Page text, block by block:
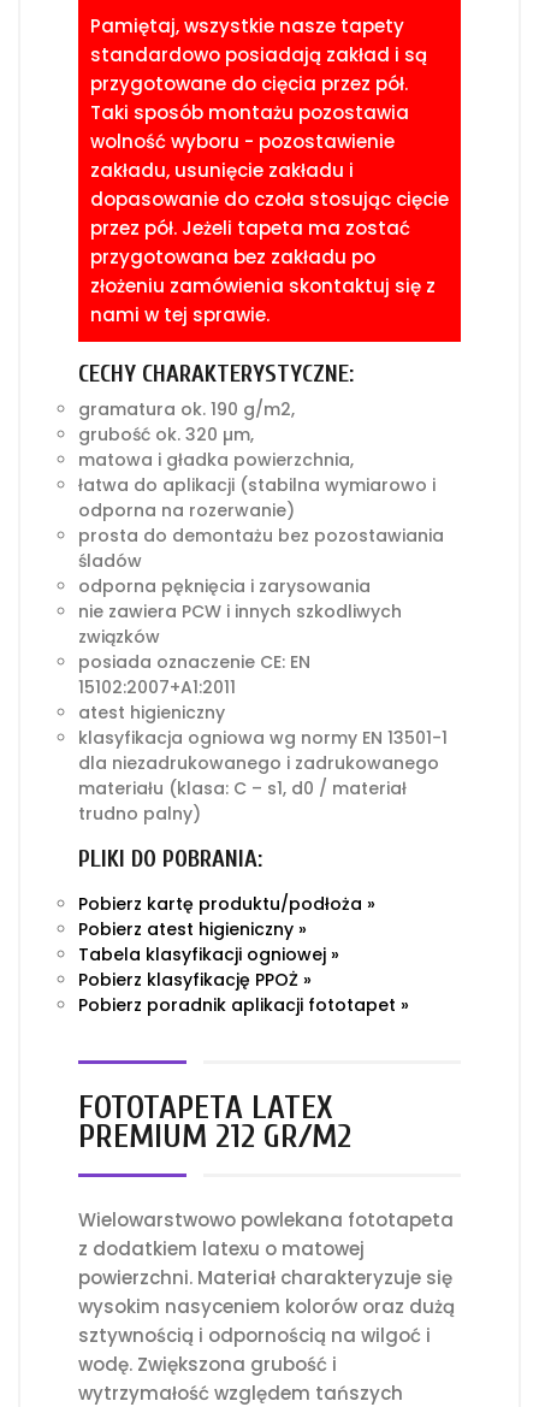
Pamiętaj, wszystkie nasze tapety
standardowo posiadają zakład i są
przygotowane do cięcia przez pół.
Taki sposób montażu pozostawia
wolność wyboru - pozostawienie
zakładu, usunięcie zakładu i
dopasowanie do czoła stosując cięcie
przez pół. Jeżeli tapeta ma zostać
przygotowana bez zakładu po
złożeniu zamówienia skontaktuj się z
nami w tej sprawie.
CECHY CHARAKTERYSTYCZNE:
gramatura ok. 190 g/m2,
grubość ok. 320 µm,
matowa i gładka powierzchnia,
łatwa do aplikacji (stabilna wymiarowo i
odporna na rozerwanie)
prosta do demontażu bez pozostawiania
śladów
odporna pęknięcia i zarysowania
nie zawiera PCW i innych szkodliwych
związków
posiada oznaczenie CE: EN
15102:2007+A1:2011
atest higieniczny
klasyfikacja ogniowa wg normy EN 13501-1
dla niezadrukowanego i zadrukowanego
materiału (klasa: C – s1, d0 / materiał
trudno palny)
PLIKI DO POBRANIA:
Pobierz kartę produktu/podłoża »
Pobierz atest higieniczny »
Tabela klasyfikacji ogniowej »
Pobierz klasyfikację PPOŻ »
Pobierz poradnik aplikacji fototapet »
FOTOTAPETA LATEX
PREMIUM 212 GR/M2
Wielowarstwowo powlekana fototapeta
z dodatkiem latexu o matowej
powierzchni. Materiał charakteryzuje się
wysokim nasyceniem kolorów oraz dużą
sztywnością i odpornością na wilgoć i
wodę. Zwiększona grubość i
wytrzymałość względem tańszych